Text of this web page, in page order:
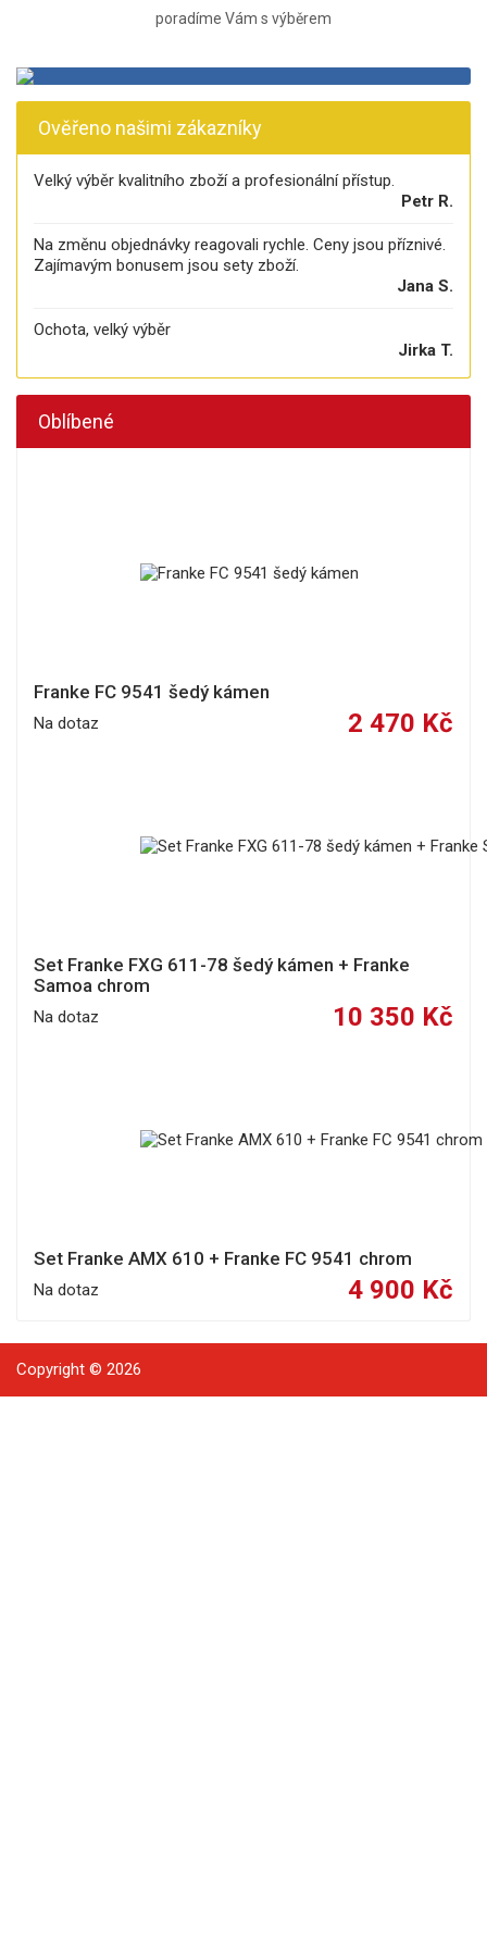
poradíme Vám s výběrem
Ověřeno našimi zákazníky
Velký výběr kvalitního zboží a profesionální přístup.
Petr R.
Na změnu objednávky reagovali rychle. Ceny jsou příznivé.
Zajímavým bonusem jsou sety zboží.
Jana S.
Ochota, velký výběr
Jirka T.
Oblíbené
Franke FC 9541 šedý kámen
Na dotaz 2 470 Kč
Set Franke FXG 611-78 šedý kámen + Franke
Samoa chrom
Na dotaz 10 350 Kč
Set Franke AMX 610 + Franke FC 9541 chrom
Na dotaz 4 900 Kč
Copyright © 2026